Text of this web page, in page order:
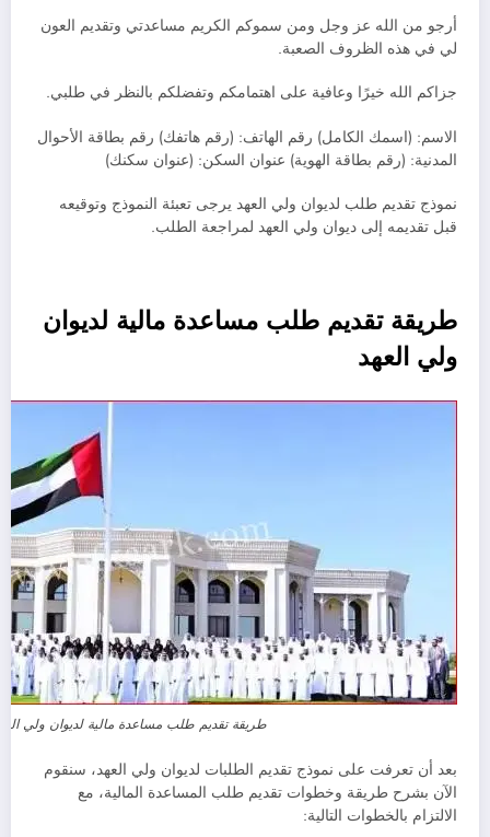
أرجو من الله عز وجل ومن سموكم الكريم مساعدتي وتقديم العون
لي في هذه الظروف الصعبة.
جزاكم الله خيرًا وعافية على اهتمامكم وتفضلكم بالنظر في طلبي.
الاسم: (اسمك الكامل) رقم الهاتف: (رقم هاتفك) رقم بطاقة الأحوال
المدنية: (رقم بطاقة الهوية) عنوان السكن: (عنوان سكنك)
نموذج تقديم طلب لديوان ولي العهد يرجى تعبئة النموذج وتوقيعه
قبل تقديمه إلى ديوان ولي العهد لمراجعة الطلب.
طريقة تقديم طلب مساعدة مالية لديوان
ولي العهد
طريقة تقديم طلب مساعدة مالية لديوان ولي
بعد أن تعرفت على نموذج تقديم الطلبات لديوان ولي العهد، سنقوم
الآن بشرح طريقة وخطوات تقديم طلب المساعدة المالية، مع
الالتزام بالخطوات التالية: